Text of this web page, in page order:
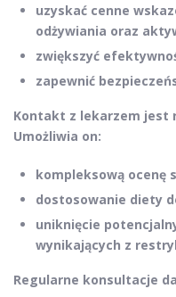
uzyskać cenne
odżywiania oraz
zwiększyć
zapewnić
Kontakt z lekarzem jest
Umożliwia on:
kompleksową ocenę
dostosowanie diety
uniknięcie
wynikających z
Regularne konsultacje